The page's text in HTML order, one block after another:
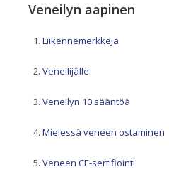
Veneilyn aapinen
Liikennemerkkejä
Veneilijälle
Veneilyn 10 sääntöä
Mielessä veneen ostaminen
Veneen CE-sertifiointi